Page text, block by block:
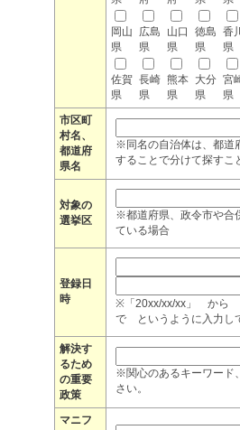
岡山
県
広島
県
山口
県
徳島
県
香川
県
佐賀
県
長崎
県
熊本
県
大分
県
宮
県
市区町
村名、
都道府
県名
※同名の自治体は、都道
することで分けて探すこ
対象の
選挙区
※都道府県、政令市や合
ている場合
登録日
時
※「20xx/xx/xx」 から
で というように入力し
解決す
るため
の重要
政策
※関心のあるキーワード
さい。
マニフ